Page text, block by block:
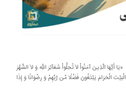
أَيُّهَا الَّذِينَ آمَنُواْ لاَ تُحِلُّواْ شَعَآئِرَ اللّهِ وَ لاَ الشَّهْرَ
الْحَرَامَ يَبْتَغُونَ فَضْلًا مِّن رَّبِّهِمْ وَ رِضْوَانًا وَ إِذَا